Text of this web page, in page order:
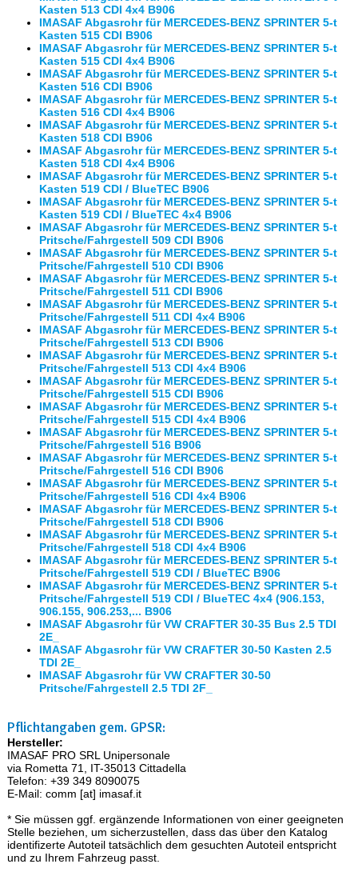
Kasten 513 CDI 4x4 B906
IMASAF Abgasrohr für MERCEDES-BENZ SPRINTER 5-t
Kasten 515 CDI B906
IMASAF Abgasrohr für MERCEDES-BENZ SPRINTER 5-t
Kasten 515 CDI 4x4 B906
IMASAF Abgasrohr für MERCEDES-BENZ SPRINTER 5-t
Kasten 516 CDI B906
IMASAF Abgasrohr für MERCEDES-BENZ SPRINTER 5-t
Kasten 516 CDI 4x4 B906
IMASAF Abgasrohr für MERCEDES-BENZ SPRINTER 5-t
Kasten 518 CDI B906
IMASAF Abgasrohr für MERCEDES-BENZ SPRINTER 5-t
Kasten 518 CDI 4x4 B906
IMASAF Abgasrohr für MERCEDES-BENZ SPRINTER 5-t
Kasten 519 CDI / BlueTEC B906
IMASAF Abgasrohr für MERCEDES-BENZ SPRINTER 5-t
Kasten 519 CDI / BlueTEC 4x4 B906
IMASAF Abgasrohr für MERCEDES-BENZ SPRINTER 5-t
Pritsche/Fahrgestell 509 CDI B906
IMASAF Abgasrohr für MERCEDES-BENZ SPRINTER 5-t
Pritsche/Fahrgestell 510 CDI B906
IMASAF Abgasrohr für MERCEDES-BENZ SPRINTER 5-t
Pritsche/Fahrgestell 511 CDI B906
IMASAF Abgasrohr für MERCEDES-BENZ SPRINTER 5-t
Pritsche/Fahrgestell 511 CDI 4x4 B906
IMASAF Abgasrohr für MERCEDES-BENZ SPRINTER 5-t
Pritsche/Fahrgestell 513 CDI B906
IMASAF Abgasrohr für MERCEDES-BENZ SPRINTER 5-t
Pritsche/Fahrgestell 513 CDI 4x4 B906
IMASAF Abgasrohr für MERCEDES-BENZ SPRINTER 5-t
Pritsche/Fahrgestell 515 CDI B906
IMASAF Abgasrohr für MERCEDES-BENZ SPRINTER 5-t
Pritsche/Fahrgestell 515 CDI 4x4 B906
IMASAF Abgasrohr für MERCEDES-BENZ SPRINTER 5-t
Pritsche/Fahrgestell 516 B906
IMASAF Abgasrohr für MERCEDES-BENZ SPRINTER 5-t
Pritsche/Fahrgestell 516 CDI B906
IMASAF Abgasrohr für MERCEDES-BENZ SPRINTER 5-t
Pritsche/Fahrgestell 516 CDI 4x4 B906
IMASAF Abgasrohr für MERCEDES-BENZ SPRINTER 5-t
Pritsche/Fahrgestell 518 CDI B906
IMASAF Abgasrohr für MERCEDES-BENZ SPRINTER 5-t
Pritsche/Fahrgestell 518 CDI 4x4 B906
IMASAF Abgasrohr für MERCEDES-BENZ SPRINTER 5-t
Pritsche/Fahrgestell 519 CDI / BlueTEC B906
IMASAF Abgasrohr für MERCEDES-BENZ SPRINTER 5-t
Pritsche/Fahrgestell 519 CDI / BlueTEC 4x4 (906.153,
906.155, 906.253,... B906
IMASAF Abgasrohr für VW CRAFTER 30-35 Bus 2.5 TDI
2E_
IMASAF Abgasrohr für VW CRAFTER 30-50 Kasten 2.5
TDI 2E_
IMASAF Abgasrohr für VW CRAFTER 30-50
Pritsche/Fahrgestell 2.5 TDI 2F_
Pflichtangaben gem. GPSR:
Hersteller:
IMASAF PRO SRL Unipersonale
via Rometta 71, IT-35013 Cittadella
Telefon: +39 349 8090075
E-Mail: comm [at] imasaf.it
* Sie müssen ggf. ergänzende Informationen von einer geeigneten
Stelle beziehen, um sicherzustellen, dass das über den Katalog
identifizerte Autoteil tatsächlich dem gesuchten Autoteil entspricht
und zu Ihrem Fahrzeug passt.